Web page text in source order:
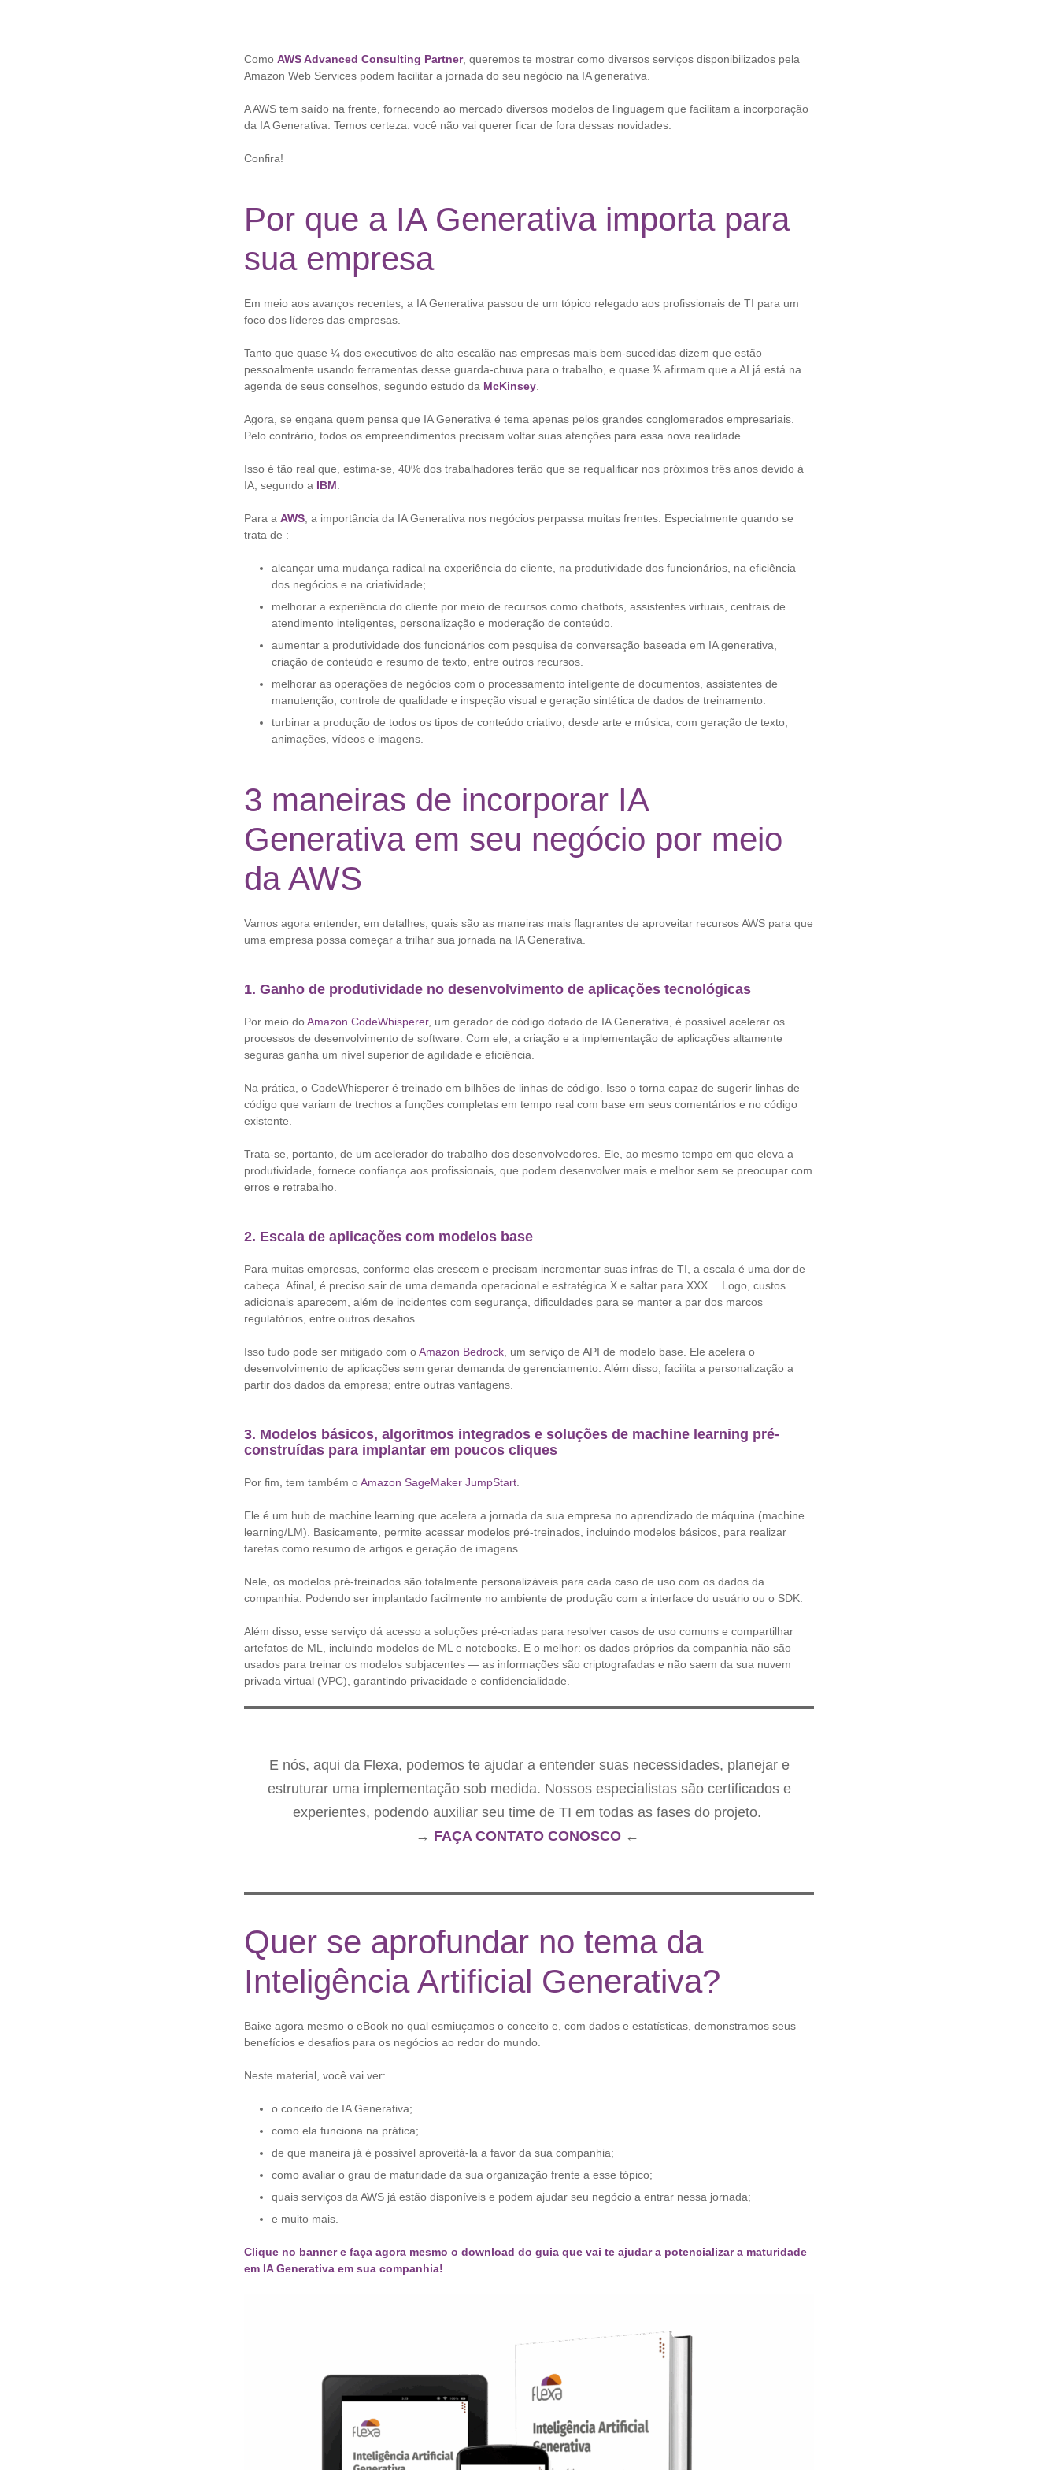
Como AWS Advanced Consulting Partner, queremos te mostrar como diversos serviços disponibilizados pela
Amazon Web Services podem facilitar a jornada do seu negócio na IA generativa.
A AWS tem saído na frente, fornecendo ao mercado diversos modelos de linguagem que facilitam a incorporação
da IA Generativa. Temos certeza: você não vai querer ficar de fora dessas novidades.
Confira!
Por que a IA Generativa importa para
sua empresa
Em meio aos avanços recentes, a IA Generativa passou de um tópico relegado aos profissionais de TI para um
foco dos líderes das empresas.
Tanto que quase ¼ dos executivos de alto escalão nas empresas mais bem-sucedidas dizem que estão
pessoalmente usando ferramentas desse guarda-chuva para o trabalho, e quase ⅕ afirmam que a AI já está na
agenda de seus conselhos, segundo estudo da McKinsey
Agora, se engana quem pensa que IA Generativa é tema apenas pelos grandes conglomerados empresariais.
Pelo contrário, todos os empreendimentos precisam voltar suas atenções para essa nova realidade.
Isso é tão real que, estima-se, 40% dos trabalhadores terão que se requalificar nos próximos três anos devido à
IA, segundo a IBM
Para a AWS , a importância da IA Generativa nos negócios perpassa muitas frentes. Especialmente quando se
trata de :
alcançar uma mudança radical na experiência do cliente, na produtividade dos funcionários, na eficiência
dos negócios e na criatividade;
melhorar a experiência do cliente por meio de recursos como chatbots, assistentes virtuais, centrais de
atendimento inteligentes, personalização e moderação de conteúdo.
aumentar a produtividade dos funcionários com pesquisa de conversação baseada em IA generativa,
criação de conteúdo e resumo de texto, entre outros recursos.
melhorar as operações de negócios com o processamento inteligente de documentos, assistentes de
manutenção, controle de qualidade e inspeção visual e geração sintética de dados de treinamento.
turbinar a produção de todos os tipos de conteúdo criativo, desde arte e música, com geração de texto,
animações, vídeos e imagens.
3 maneiras de incorporar IA
Generativa em seu negócio por meio
da AWS
Vamos agora entender, em detalhes, quais são as maneiras mais flagrantes de aproveitar recursos AWS para que
uma empresa possa começar a trilhar sua jornada na IA Generativa.
1. Ganho de produtividade no desenvolvimento de aplicações tecnológicas
Por meio doAmazon CodeWhisperer, um gerador de código dotado de IA Generativa, é possível acelerar os
processos de desenvolvimento de software. Com ele, a criação e a implementação de aplicações altamente
seguras ganha um nível superior de agilidade e eficiência.
Na prática, o CodeWhisperer é treinado em bilhões de linhas de código. Isso o torna capaz de sugerir linhas de
código que variam de trechos a funções completas em tempo real com base em seus comentários e no código
existente.
Trata-se, portanto, de um acelerador do trabalho dos desenvolvedores. Ele, ao mesmo tempo em que eleva a
produtividade, fornece confiança aos profissionais, que podem desenvolver mais e melhor sem se preocupar com
erros e retrabalho.
2. Escala de aplicações com modelos base
Para muitas empresas, conforme elas crescem e precisam incrementar suas infras de TI, a escala é uma dor de
cabeça. Afinal, é preciso sair de uma demanda operacional e estratégica X e saltar para XXX… Logo, custos
adicionais aparecem, além de incidentes com segurança, dificuldades para se manter a par dos marcos
regulatórios, entre outros desafios.
Isso tudo pode ser mitigado com oAmazon Bedrock , um serviço de API de modelo base. Ele acelera o
desenvolvimento de aplicações sem gerar demanda de gerenciamento. Além disso, facilita a personalização a
partir dos dados da empresa; entre outras vantagens.
3. Modelos básicos, algoritmos integrados e soluções de machine learning pré-
construídas para implantar em poucos cliques
Por fim, tem também oAmazon SageMaker JumpStart
Ele é um hub de machine learning que acelera a jornada da sua empresa no aprendizado de máquina (machine
learning/LM). Basicamente, permite acessar modelos pré-treinados, incluindo modelos básicos, para realizar
tarefas como resumo de artigos e geração de imagens.
Nele, os modelos pré-treinados são totalmente personalizáveis para cada caso de uso com os dados da
companhia. Podendo ser implantado facilmente no ambiente de produção com a interface do usuário ou o SDK.
Além disso, esse serviço dá acesso a soluções pré-criadas para resolver casos de uso comuns e compartilhar
artefatos de ML, incluindo modelos de ML e notebooks. E o melhor: os dados próprios da companhia não são
usados para treinar os modelos subjacentes — as informações são criptografadas e não saem da sua nuvem
privada virtual (VPC), garantindo privacidade e confidencialidade.
E nós, aqui da Flexa, podemos te ajudar a entender suas necessidades, planejar e
estruturar uma implementação sob medida. Nossos especialistas são certificados e
experientes, podendo auxiliar seu time de TI em todas as fases do projeto.
→ FAÇA CONTATO CONOSCO←
Quer se aprofundar no tema da
Inteligência Artificial Generativa?
Baixe agora mesmo o eBook no qual esmiuçamos o conceito e, com dados e estatísticas, demonstramos seus
benefícios e desafios para os negócios ao redor do mundo.
Neste material, você vai ver:
o conceito de IA Generativa;
como ela funciona na prática;
de que maneira já é possível aproveitá-la a favor da sua companhia;
como avaliar o grau de maturidade da sua organização frente a esse tópico;
quais serviços da AWS já estão disponíveis e podem ajudar seu negócio a entrar nessa jornada;
e muito mais.
Clique no banner e faça agora mesmo o download do guia que vai te ajudar a potencializar a maturidade
em IA Generativa em sua companhia!